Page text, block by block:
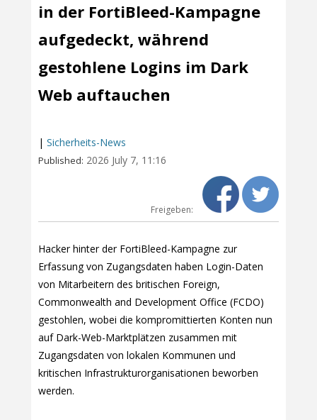
in der FortiBleed-Kampagne
aufgedeckt, während
gestohlene Logins im Dark
Web auftauchen
| Sicherheits-News
Published: 2026 July 7, 11:16
Freigeben:
Hacker hinter der FortiBleed-Kampagne zur
Erfassung von Zugangsdaten haben Login-Daten
von Mitarbeitern des britischen Foreign,
Commonwealth and Development Office (FCDO)
gestohlen, wobei die kompromittierten Konten nun
auf Dark-Web-Marktplätzen zusammen mit
Zugangsdaten von lokalen Kommunen und
kritischen Infrastrukturorganisationen beworben
werden.